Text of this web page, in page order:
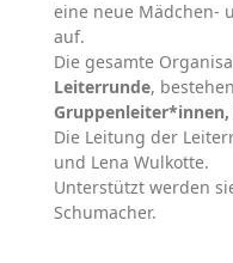
eine neue Mädchen-
auf.
Die gesamte
Leiterrunde,
Gruppenleiter*innen,
Die Leitung der
und Lena Wulkotte.
Unterstützt werden
Schumacher.